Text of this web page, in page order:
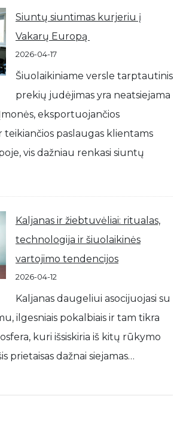
Siuntų siuntimas kurjeriu į
Vakarų Europą
2026-04-17
Šiuolaikiniame versle tarptautinis
prekių judėjimas yra neatsiejama
eksportuojančios
paslaugas klientams
vis dažniau renkasi siuntų
Kaljanas ir žiebtuvėliai: ritualas,
technologija ir šiuolaikinės
vartojimo tendencijos
2026-04-12
Kaljanas daugeliui asocijuojasi su
ilgesniais pokalbiais ir tam tikra
kuri išsiskiria iš kitų rūkymo
prietaisas dažnai siejamas…